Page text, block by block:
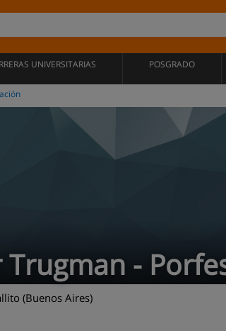
UNIVERSITARIAS POSGRADO
Trugman -
(Buenos Aires)